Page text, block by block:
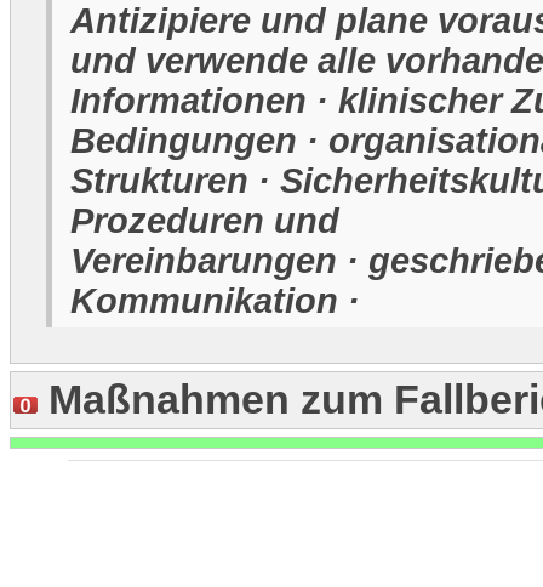
Antizipiere und plane
und verwende alle
Informationen · klinischer
Bedingungen ·
Strukturen ·
Prozeduren und
Vereinbarungen ·
Kommunikation ·
Maßnahmen zum